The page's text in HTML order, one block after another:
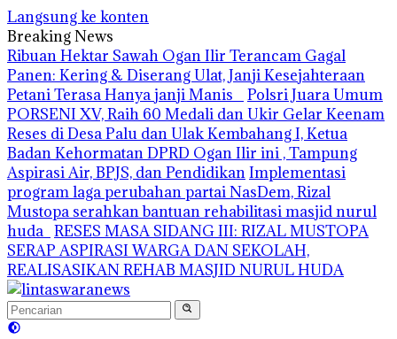
Langsung ke konten
Breaking News
Ribuan Hektar Sawah Ogan Ilir Terancam Gagal
Panen: Kering & Diserang Ulat, Janji Kesejahteraan
Petani Terasa Hanya janji Manis
Polsri Juara Umum
PORSENI XV, Raih 60 Medali dan Ukir Gelar Keenam
Reses di Desa Palu dan Ulak Kembahang I, Ketua
Badan Kehormatan DPRD Ogan Ilir ini , Tampung
Aspirasi Air, BPJS, dan PendidikanImplementasi
program laga perubahan partai NasDem, Rizal
Mustopa serahkan bantuan rehabilitasi masjid nurul
huda RESES MASA SIDANG III: RIZAL MUSTOPA
SERAP ASPIRASI WARGA DAN SEKOLAH,
REALISASIKAN REHAB MASJID NURUL HUDA